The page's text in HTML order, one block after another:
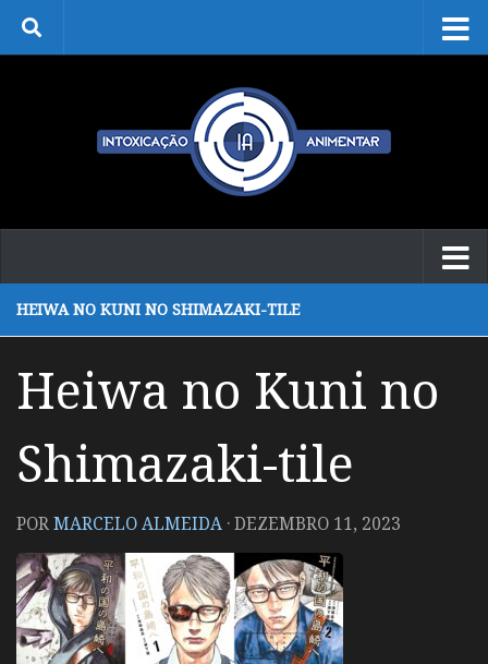
Skip to content
HEIWA NO KUNI NO SHIMAZAKI-TILE
Heiwa no Kuni no
Shimazaki-tile
PORMARCELO ALMEIDA ·DEZEMBRO 11, 2023